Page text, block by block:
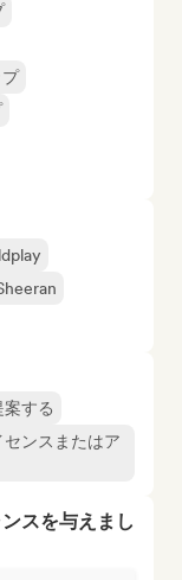
する
ンスまたはア
スを与えまし